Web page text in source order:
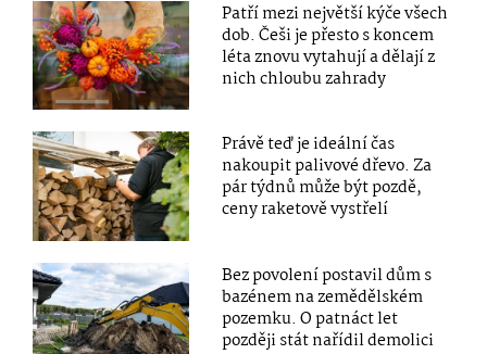
Patří mezi největší kýče všech
dob. Češi je přesto s koncem
léta znovu vytahují a dělají z
nich chloubu zahrady
Právě teď je ideální čas
nakoupit palivové dřevo. Za
pár týdnů může být pozdě,
ceny raketově vystřelí
Bez povolení postavil dům s
bazénem na zemědělském
pozemku. O patnáct let
později stát nařídil demolici